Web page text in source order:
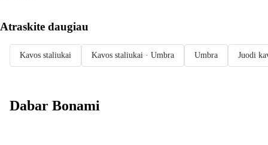
Atraskite daugiau
Kavos staliukai Kavos staliukai · Umbra Umbra Juodi
Dabar Bonami